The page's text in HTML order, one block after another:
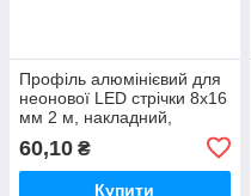
Профіль алюмінієвий для
неонової LED стрічки 8х16
мм 2 м, накладний,
60,10 ₴
Купити